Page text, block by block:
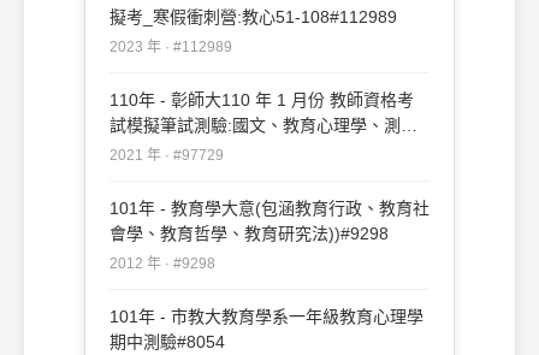
擬考_寒假衝刺營:教心51-108#112989
2023 年 · #112989
110年 - 彰師大110 年 1 月份 教師資格考
試模擬筆試測驗:國文、教育心理學、測驗
與統計教育社會學#97729
2021 年 · #97729
101年 - 教育學大意(包涵教育行政、教育社
會學、教育哲學、教育研究法))#9298
2012 年 · #9298
101年 - 市教大教育學系一年級教育心理學
期中測驗#8054